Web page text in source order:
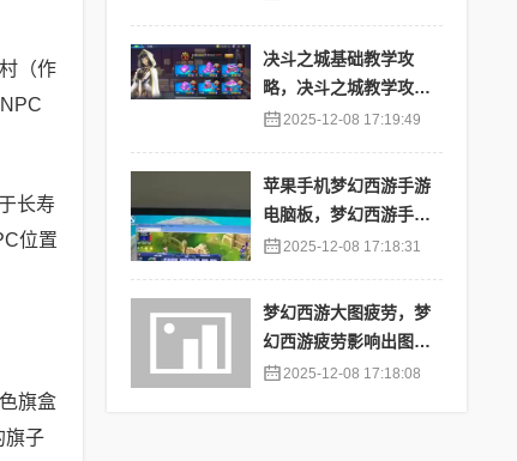
（作
长寿
位置
旗盒
旗子
决斗之城基础教学攻
略，决斗之城教学攻略2
1112025-12-08 17:19:49
苹果手机梦幻西游手游
电脑板，梦幻西游手游
苹果端怎么在电脑上登
2025-12-08 17:18:31
梦幻西游大图疲劳，梦
幻西游疲劳影响出图率
吗 2025-12-08 17:18:08